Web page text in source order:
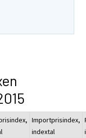
Importprisindex,
indextal